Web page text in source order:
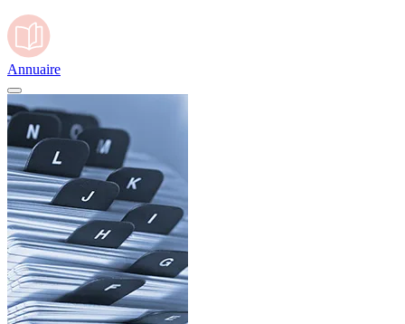
Annuaire